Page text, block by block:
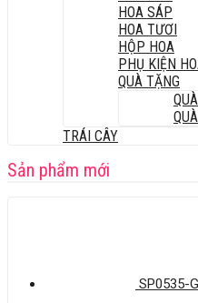
HOA SÁP
HOA TƯƠI
HỘP HOA
PHỤ KIỆN
QUÀ TẶNG
TRÁI CÂY
Sản phẩm mới
SP0535-